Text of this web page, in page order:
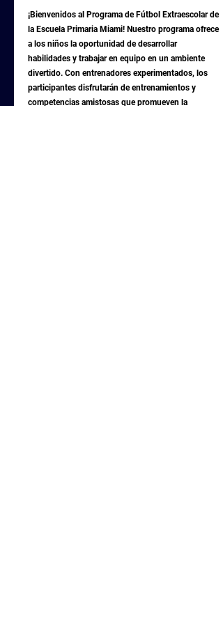
¡Bienvenidos al Programa de Fútbol Extraescolar de
la Escuela Primaria Miami! Nuestro programa ofrece
a los niños la oportunidad de desarrollar
habilidades y trabajar en equipo en un ambiente
divertido. Con entrenadores experimentados, los
participantes disfrutarán de entrenamientos y
competencias amistosas que promueven la